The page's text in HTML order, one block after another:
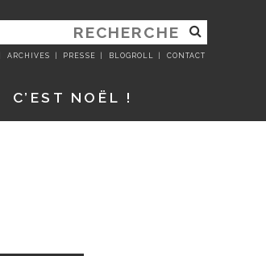
ARCHIVES PRESSE BLOGROLL CONTACT
C’EST NOËL !